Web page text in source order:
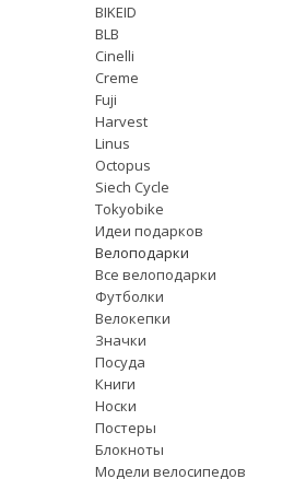
BIKEID
BLB
Cinelli
Creme
Fuji
Harvest
Linus
Octopus
Siech Cycle
Tokyobike
Идеи подарков
Велоподарки
Все велоподарки
Футболки
Велокепки
Значки
Посуда
Книги
Носки
Постеры
Блокноты
Модели велосипедов